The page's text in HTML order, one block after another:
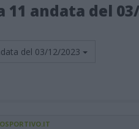
11 andata del
del 03/12/2023